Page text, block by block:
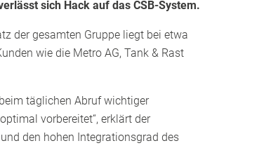
sich Hack auf das CSB-System.
der gesamten Gruppe liegt bei etwa
wie die Metro AG, Tank & Rast
täglichen Abruf wichtiger
vorbereitet“, erklärt der
den hohen Integrationsgrad des